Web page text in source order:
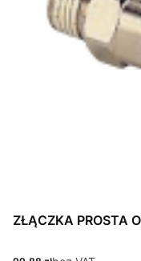
ZŁĄCZKA PROSTA